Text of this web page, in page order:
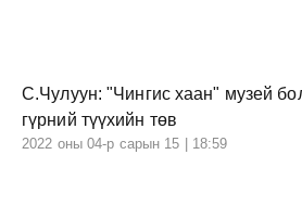
С.Чулуун: "Чингис хаан" музей
гүрний түүхийн төв
2022 оны 04-р сарын 15 | 18:59